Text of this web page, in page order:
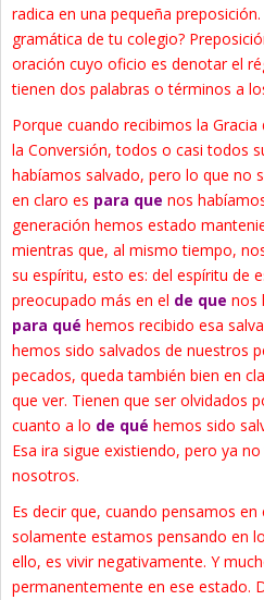
radica en una pequeña
gramática de tu colegio?
oración cuyo oficio es denotar el
tienen dos palabras o términos a
Porque cuando recibimos la
la Conversión, todos o casi todos
habíamos salvado, pero lo que no
en claro es para que nos
generación hemos estado
mientras que, al mismo tiempo,
su espíritu, esto es: del espíritu de
preocupado más en el de que nos
para qué hemos recibido esa
hemos sido salvados de nuestros
pecados, queda también bien en
que ver. Tienen que ser olvidados
cuanto a lo de qué hemos sido
Esa ira sigue existiendo, pero ya
nosotros.
Es decir que, cuando pensamos en
solamente estamos pensando en
ello, es vivir negativamente. Y
permanentemente en ese estado.